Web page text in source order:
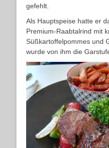
gefehlt.
Als Hauptspeise hatte er
Premium-Raabtalrind mit
Süßkartoffelpommes und
wurde von ihm die